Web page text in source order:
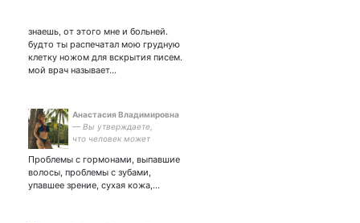
знаешь, от этого мне и больней.
будто ты распечатал мою грудную
клетку ножом для вскрытия писем.
мой врач называет…
Анастасия Владимировна
— Вы утверждаете,
что человек может
— Обязательно!
Мыслящий человек просто
обязан время от времени
Проблемы с гормонами, выпавшие
волосы, проблемы с зубами,
упавшее зрение, сухая кожа,…